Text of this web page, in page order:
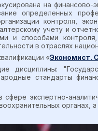
на
определенных
контроля,
учету и
и способами
в отраслях
«Экономист.
дисциплины:
стандарты
экспертно-
органах,